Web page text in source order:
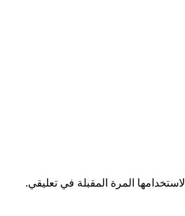
المرة المقبلة في تعليقي.